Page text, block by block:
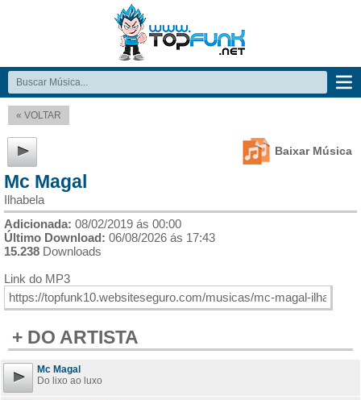
« VOLTAR
Baixar Música
Mc Magal
Ilhabela
Adicionada: 08/02/2019 ás 00:00
Último Download: 06/08/2026 ás 17:43
15.238 Downloads
Link do MP3
+ DO ARTISTA
Mc Magal
Do lixo ao luxo